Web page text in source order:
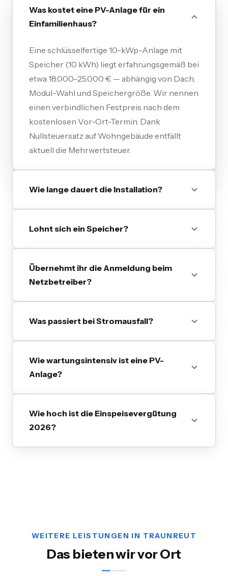
Was kostet eine PV-Anlage für ein
Einfamilienhaus?
Eine schlüsselfertige 10-kWp-Anlage mit
Speicher (10 kWh) liegt erfahrungsgemäß bei
etwa 18.000–25.000 € — abhängig von Dach,
Modul-Wahl und Speichergröße. Wir nennen
einen verbindlichen Festpreis nach dem
kostenlosen Vor-Ort-Termin. Dank
Nullsteuersatz auf Wohngebäude entfällt
aktuell die Mehrwertsteuer.
Wie lange dauert die Installation?
Lohnt sich ein Speicher?
Übernehmt ihr die Anmeldung beim
Netzbetreiber?
Was passiert bei Stromausfall?
Wie wartungsintensiv ist eine PV-
Anlage?
Wie hoch ist die Einspeisevergütung
2026?
WEITERE LEISTUNGEN IN TRAUNREUT
Das bieten wir vor Ort